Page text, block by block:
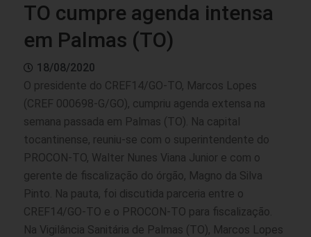
TO cumpre agenda intensa
em Palmas (TO)
18/08/2020
O presidente do CREF14/GO-TO, Marcos Lopes
(CREF 000698-G/GO), cumpriu agenda extensa na
semana passada em Palmas (TO). Na capital
tocantinense, reuniu-se com o superintendente do
PROCON-TO, Walter Nunes Viana Junior e com o
gerente de fiscalização do órgão, Magno da Silva
Pinto. Na pauta, foi discutida parceria entre o
CREF14/GO-TO e o PROCON-TO para fiscalização.
Na Vigilância Sanitária de Palmas (TO), Marcos Lopes